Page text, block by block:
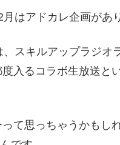
はアドカレ企画があ
スキルアップラジ
入るコラボ生放送と
て思っちゃうかもし